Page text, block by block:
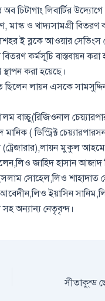
চিটাগাং লিবার্টির
মাস্ক ও খাদ্যসামগ্রী বিতরণ
ই ব্লকে আওয়ার সেভিংস
কর্মসূচি বাস্তবায়ন
স্থাপন করা হয়েছে।
ছিলেন লায়ন এসকে
বাচ্চু(রিজিওনাল
( ডিস্ট্রিক্ট
(ট্রেজারার),লায়ন মুকুল
জাহিদ হাসান আজাদ
সোহেল,লিও শাহাদাত
ইয়াসিন
অন্যান্য নেতৃবৃন্দ।